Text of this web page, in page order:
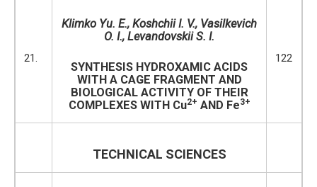
21.
Klimko Yu. E., Koshchii I. V., Vasilkevich
O. I., LevandovskiiS. I.
SYNTHESIS HYDROXAMIC ACIDS
WITH A CAGE FRAGMENT AND
BIOLOGICAL ACTIVITY OF THEIR
COMPLEXES WITH Cu2+ AND Fe3+
122
TECHNICAL SCIENCES